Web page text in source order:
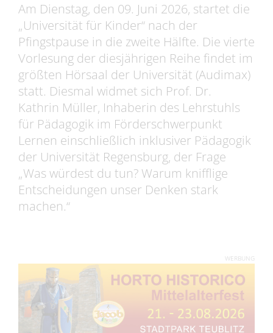
Am Dienstag, den 09. Juni 2026, startet die
„Universität für Kinder“ nach der
Pfingstpause in die zweite Hälfte. Die vierte
Vorlesung der diesjährigen Reihe findet im
größten Hörsaal der Universität (Audimax)
statt. Diesmal widmet sich Prof. Dr.
Kathrin Müller, Inhaberin des Lehrstuhls
für Pädagogik im Förderschwerpunkt
Lernen einschließlich inklusiver Pädagogik
der Universität Regensburg, der Frage
„Was würdest du tun? Warum knifflige
Entscheidungen unser Denken stark
machen.“
WERBUNG